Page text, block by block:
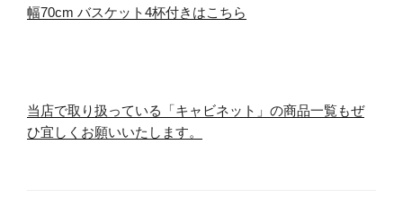
幅70cm バスケット4杯付きはこちら
当店で取り扱っている「キャビネット」の商品一覧もぜ
ひ宜しくお願いいたします。